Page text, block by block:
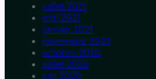
juillet 2021
mai 2021
janvier 2021
novembre 2020
octobre 2020
juillet 2020
juin 2020